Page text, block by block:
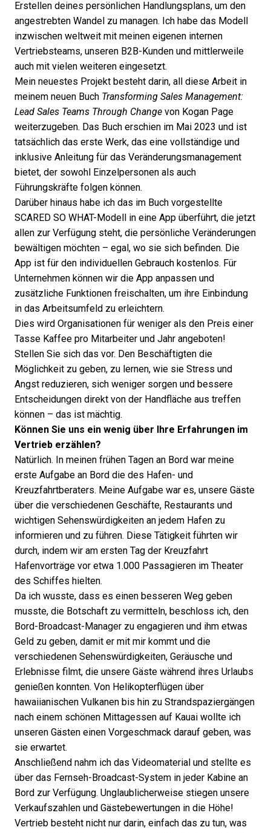
Erstellen deines persönlichen Handlungsplans, um den
angestrebten Wandel zu managen. Ich habe das Modell
inzwischen weltweit mit meinen eigenen internen
Vertriebsteams, unseren B2B-Kunden und mittlerweile
auch mit vielen weiteren eingesetzt.
Mein neuestes Projekt besteht darin, all diese Arbeit in
meinem neuen Buch Transforming Sales Management:
Lead Sales Teams Through Change von Kogan Page
weiterzugeben. Das Buch erschien im Mai 2023 und ist
tatsächlich das erste Werk, das eine vollständige und
inklusive Anleitung für das Veränderungsmanagement
bietet, der sowohl Einzelpersonen als auch
Führungskräfte folgen können.
Darüber hinaus habe ich das im Buch vorgestellte
SCARED SO WHAT-Modell in eine App überführt, die jetzt
allen zur Verfügung steht, die persönliche Veränderungen
bewältigen möchten – egal, wo sie sich befinden. Die
App ist für den individuellen Gebrauch kostenlos. Für
Unternehmen können wir die App anpassen und
zusätzliche Funktionen freischalten, um ihre Einbindung
in das Arbeitsumfeld zu erleichtern.
Dies wird Organisationen für weniger als den Preis einer
Tasse Kaffee pro Mitarbeiter und Jahr angeboten!
Stellen Sie sich das vor. Den Beschäftigten die
Möglichkeit zu geben, zu lernen, wie sie Stress und
Angst reduzieren, sich weniger sorgen und bessere
Entscheidungen direkt von der Handfläche aus treffen
können – das ist mächtig.
Können Sie uns ein wenig über Ihre Erfahrungen im
Vertrieb erzählen?
Natürlich. In meinen frühen Tagen an Bord war meine
erste Aufgabe an Bord die des Hafen- und
Kreuzfahrtberaters. Meine Aufgabe war es, unsere Gäste
über die verschiedenen Geschäfte, Restaurants und
wichtigen Sehenswürdigkeiten an jedem Hafen zu
informieren und zu führen. Diese Tätigkeit führten wir
durch, indem wir am ersten Tag der Kreuzfahrt
Hafenvorträge vor etwa 1.000 Passagieren im Theater
des Schiffes hielten.
Da ich wusste, dass es einen besseren Weg geben
musste, die Botschaft zu vermitteln, beschloss ich, den
Bord-Broadcast-Manager zu engagieren und ihm etwas
Geld zu geben, damit er mit mir kommt und die
verschiedenen Sehenswürdigkeiten, Geräusche und
Erlebnisse filmt, die unsere Gäste während ihres Urlaubs
genießen konnten. Von Helikopterflügen über
hawaiianischen Vulkanen bis hin zu Strandspaziergängen
nach einem schönen Mittagessen auf Kauai wollte ich
unseren Gästen einen Vorgeschmack darauf geben, was
sie erwartet.
Anschließend nahm ich das Videomaterial und stellte es
über das Fernseh-Broadcast-System in jeder Kabine an
Bord zur Verfügung. Unglaublicherweise stiegen unsere
Verkaufszahlen und Gästebewertungen in die Höhe!
Vertrieb besteht nicht nur darin, einfach das zu tun, was